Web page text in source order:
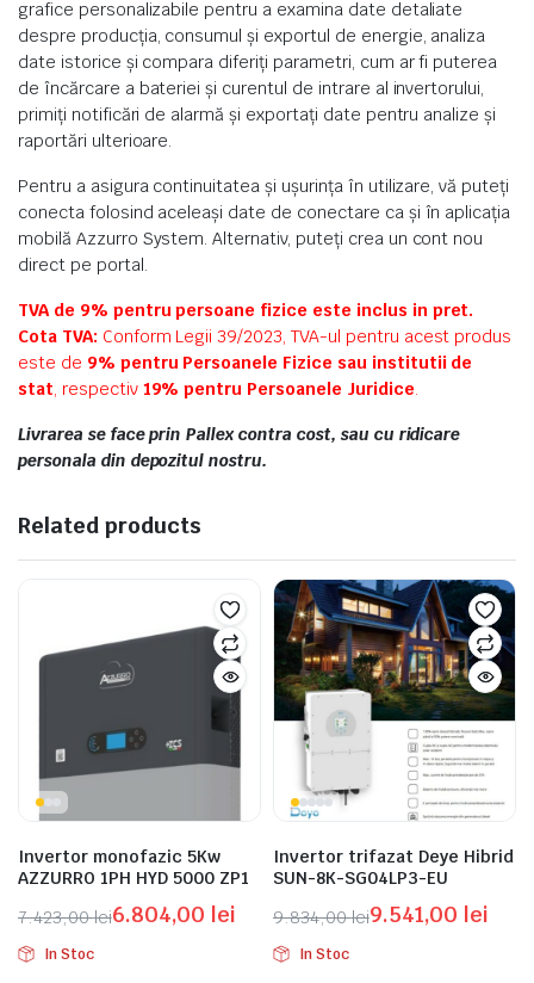
grafice personalizabile pentru a examina date detaliate
despre producția, consumul și exportul de energie, analiza
date istorice și compara diferiți parametri, cum ar fi puterea
de încărcare a bateriei și curentul de intrare al invertorului,
primiți notificări de alarmă și exportați date pentru analize și
raportări ulterioare.
Pentru a asigura continuitatea și ușurința în utilizare, vă puteți
conecta folosind aceleași date de conectare ca și în aplicația
mobilă Azzurro System. Alternativ, puteți crea un cont nou
direct pe portal.
TVA de 9% pentru persoane fizice este inclus in pret.
Cota TVA: Conform Legii 39/2023, TVA-ul pentru acest produs
este de 9% pentru Persoanele Fizice sau institutii de
stat, respectiv 19% pentru Persoanele Juridice.
Livrarea se face prin Pallex contra cost, sau cu ridicare
personala din depozitul nostru.
Related products
Invertor monofazic 5Kw
AZZURRO 1PH HYD 5000 ZP1
7.423,00lei
Prețul
inițial
6.804,00 lei
Prețul
curent
In Stoc
Invertor trifazat Deye Hibrid
SUN-8K-SG04LP3-EU
9.834,00lei
Prețul
inițial
9.541,00 lei
Prețul
curent
In Stoc